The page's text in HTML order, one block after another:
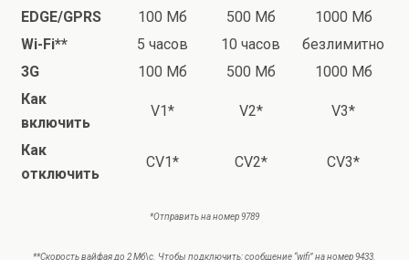
EDGE/GPRS
100 Мб 500 Мб
1000 Мб
Wi-Fi**
5 часов 10 часов
безлимитно
3G
100 Мб 500 Мб
1000 Мб
Как
включить
V1* V2* V3*
Как
отключить
CV1* CV2* CV3*
*Отправить на номер 9789
**Скорость вайфая до 2 Мб\c. Чтобы подключить: сообщение “wifi” на номер 9433.